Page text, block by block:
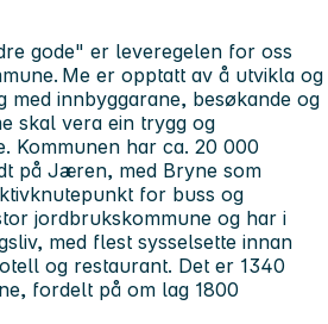
gode" er leveregelen for oss
Me er opptatt av å utvikla og
med innbyggarane, besøkande og
skal vera ein trygg og
Kommunen har ca. 20 000
på Jæren, med Bryne som
for buss og
jordbrukskommune og har i
med flest sysselsette innan
og restaurant. Det er 1340
fordelt på om lag 1800